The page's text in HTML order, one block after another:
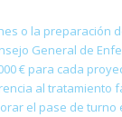
o la
General de
€ para cada
al tratamiento
el pase de